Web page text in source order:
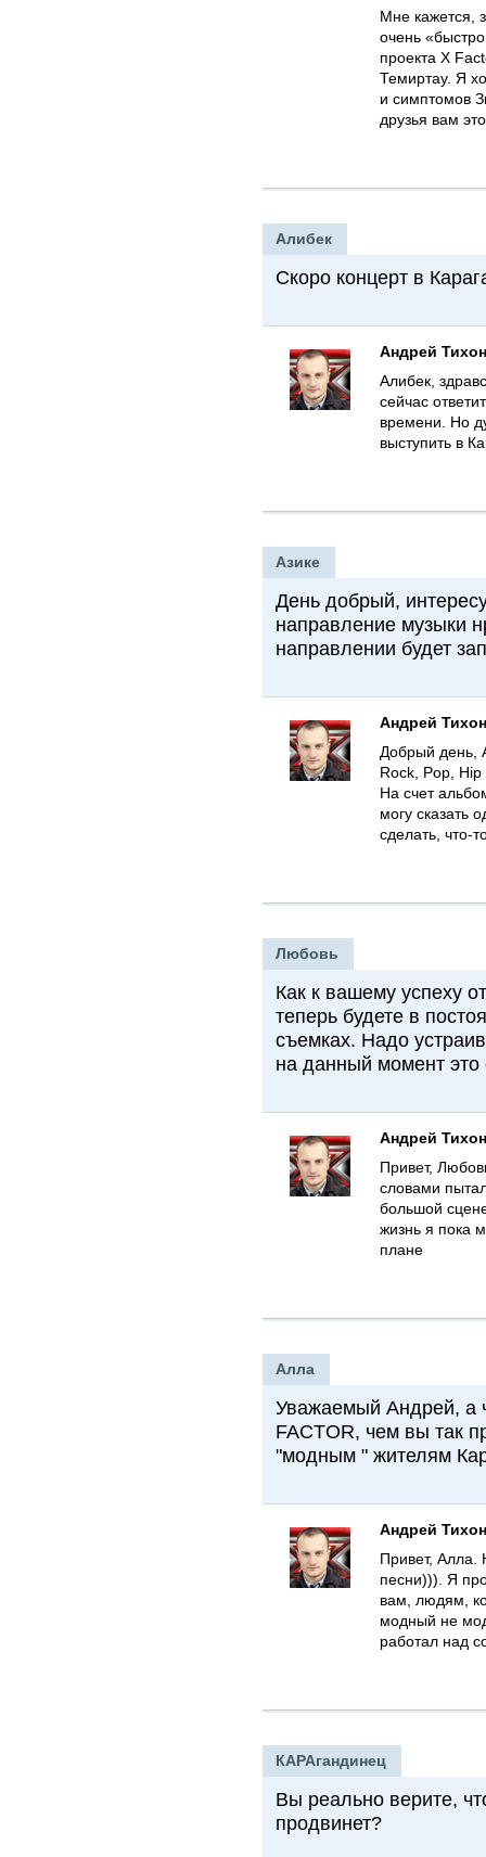
Мне кажется,
очень
проекта X
Темиртау. Я
и симптомов
друзья вам
Алибек
Скоро концерт в
Андрей
Алибек,
сейчас
времени. Но
выступить в
Азике
День добрый,
направление музыки
направлении будет
Андрей
Добрый день,
Rock, Pop,
На счет
могу сказать
сделать, что-
Любовь
Как к вашему успеху
теперь будете в
съемках. Надо
на данный момент это
Андрей
Привет,
словами
большой
жизнь я пока
плане
Алла
Уважаемый Андрей, а
FACTOR, чем вы так
"модным " жителям
Андрей
Привет, Алла.
песни))). Я
вам, людям,
модный не
работал над
КАРАгандинец
Вы реально верите,
продвинет?